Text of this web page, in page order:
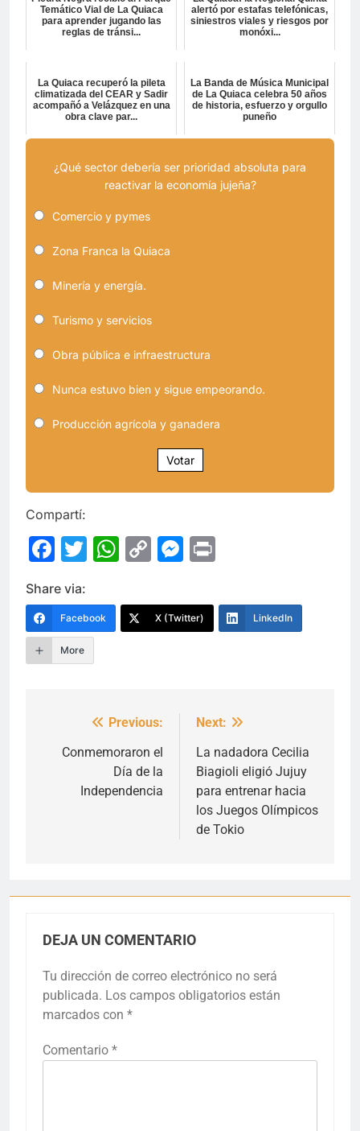
Temático Vial de La Quiaca
para aprender jugando las
reglas de tránsi...
alertó por estafas telefónicas,
siniestros viales y riesgos por
monóxi...
La Quiaca recuperó la pileta
climatizada del CEAR y Sadir
acompañó a Velázquez en una
obra clave par...
La Banda de Música Municipal
de La Quiaca celebra 50 años
de historia, esfuerzo y orgullo
puneño
¿Qué sector debería ser prioridad absoluta para
reactivar la economía jujeña?
Comercio y pymes
Zona Franca la Quiaca
Minería y energía.
Turismo y servicios
Obra pública e infraestructura
Nunca estuvo bien y sigue empeorando.
Producción agrícola y ganadera
Votar
Compartí:
Facebook
Twitter
WhatsApp
CopyMessenger
Share via:
Facebook X (Twitter) LinkedIn
More
Navegación
entradas
Previous:
Conmemoraron el
Día de la
Independencia
Next:
La nadadora Cecilia
Biagioli eligió Jujuy
para entrenar hacia
los Juegos Olímpicos
de Tokio
DEJA UN COMENTARIO
Tu dirección de correo electrónico no será
publicada. Los campos obligatorios están
marcados con *
Comentario *